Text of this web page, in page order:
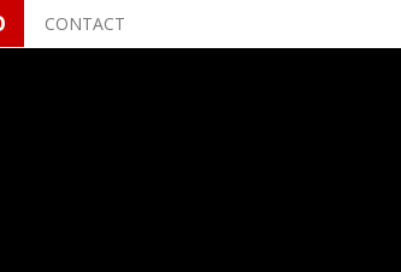
CONTACT